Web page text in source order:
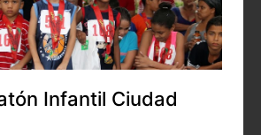
Infantil Ciudad